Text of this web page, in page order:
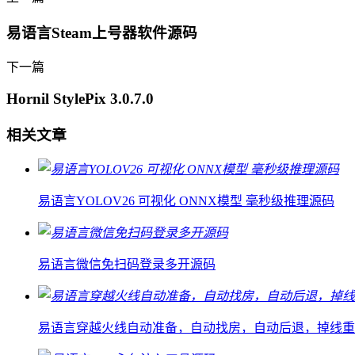
易语言Steam上号器软件源码
下一篇
Hornil StylePix 3.0.7.0
相关文章
易语言YOLOV26 可视化 ONNX模型 毫秒级推理源码
易语言微信免扫码登录多开源码
易语言穿越火线自动准备，自动找房，自动后退，掉线